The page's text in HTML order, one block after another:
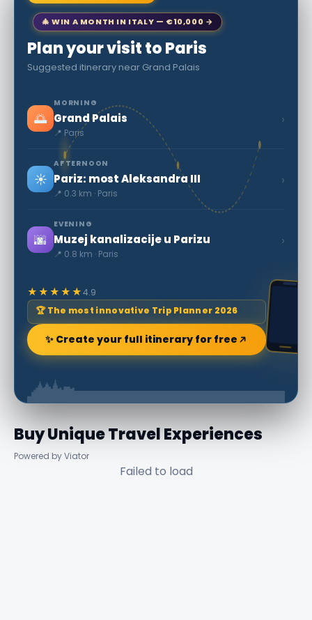
🎄 WIN A MONTH IN ITALY — €10,000 →
Plan your visit to Paris
Suggested itinerary near Grand Palais
🌅
MORNING
Grand Palais
📍 Paris
›
☀️
AFTERNOON
Pariz: most Aleksandra III
📍 0.3 km · Paris
›
🌆
EVENING
Muzej kanalizacije u Parizu
📍 0.8 km · Paris
›
★★★★★4.9
🏆 The most innovative Trip Planner 2026
✨ Create your full itinerary for free
Buy Unique Travel Experiences
Powered by Viator
Failed to load